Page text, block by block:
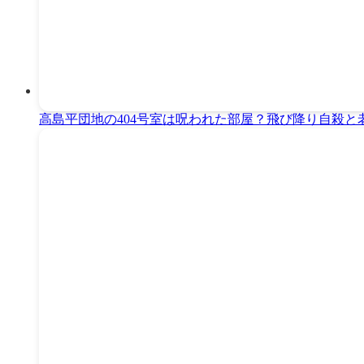
高島平団地の404号室は呪われた部屋？飛び降り自殺と